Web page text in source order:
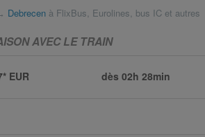
Debrecen à FlixBus, Eurolines, bus IC et autres
AVEC LE TRAIN
EUR dès02h 28min